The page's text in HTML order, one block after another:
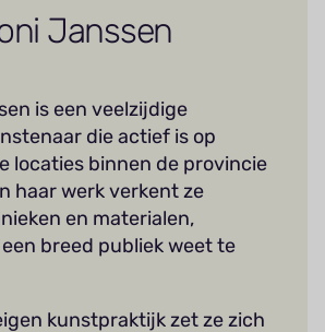
Janssen
is een veelzijdige
die actief is op
locaties binnen de provincie
haar werk verkent ze
en materialen,
breed publiek weet te
kunstpraktijk zet ze zich